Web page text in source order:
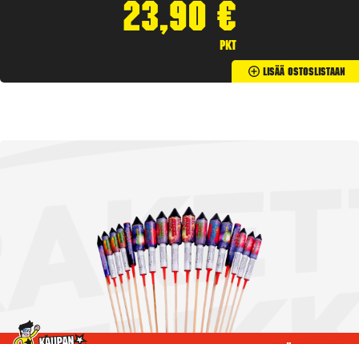
23,90 €
pkt
Lisää Ostoslistaan